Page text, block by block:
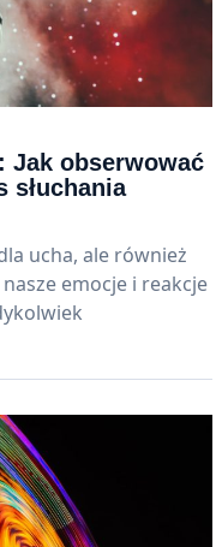
Jak obserwować
słuchania
ucha, ale również
emocje i reakcje